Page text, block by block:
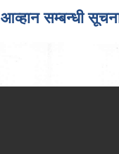
सम्बन्धी